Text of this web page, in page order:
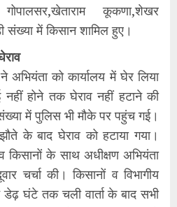
कूकणा,शेखर
संख्या में किसान शामिल हुए।
अभियंता को कार्यालय में घेर लिया
होने तक घेराव नहीं हटाने की
में पुलिस भी मौके पर पहुंच गई।
के बाद घेराव को हटाया गया।
किसानों के साथ अधीक्षण अभियंता
चर्चा की। किसानों व विभागीय
डेढ़ घंटे तक चली वार्ता के बाद सभी